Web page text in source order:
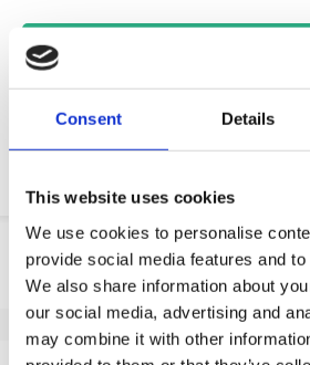
Consent Details
This website uses cookies
We use cookies to personalise
provide social media features and
We also share information about
our social media, advertising and
may combine it with other
Chemische resistenz
Produktinformation
SKU
EAN
Eigenschaften